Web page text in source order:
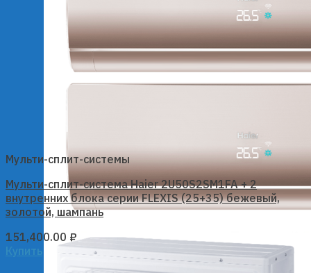
Мульти-сплит-системы
Мульти-сплит-система Haier 2U50S2SM1FA + 2
внутренних блока серии FLEXIS (25+35) бежевый,
золотой, шампань
151,400.00 ₽
Купить